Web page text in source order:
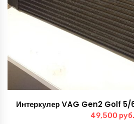
Интеркулер VAG Gen2 Golf
49,500 руб.